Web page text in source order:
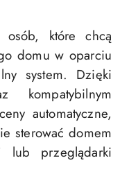
osób, które chcą
domu w oparciu
system. Dzięki
kompatybilnym
automatyczne,
sterować domem
lub przeglądarki